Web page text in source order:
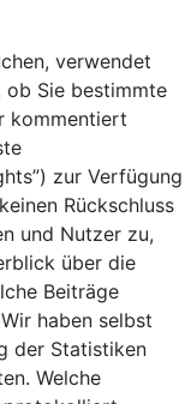
verwendet
ob Sie bestimmte
kommentiert
zur Verfügung
Rückschluss
und Nutzer zu,
über die
Beiträge
haben selbst
der Statistiken
Welche